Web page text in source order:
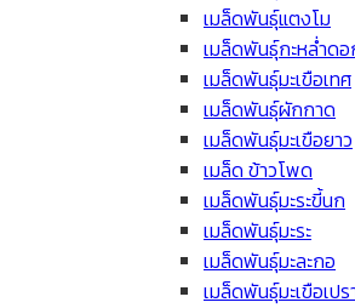
เมล็ดพันธุ์แตงโม
เมล็ดพันธุ์กะหล่ำด
เมล็ดพันธุ์มะเขือเทศ
เมล็ดพันธุ์ผักกาด
เมล็ดพันธุ์มะเขือยาว
เมล็ด ข้าวโพด
เมล็ดพันธุ์มะระขี้นก
เมล็ดพันธุ์มะระ
เมล็ดพันธุ์มะละกอ
เมล็ดพันธุ์มะเขือเปร